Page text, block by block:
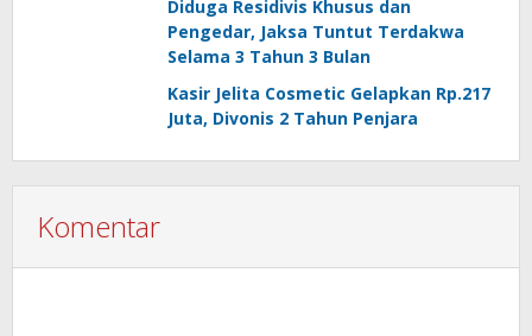
Diduga Residivis Khusus dan
Pengedar, Jaksa Tuntut Terdakwa
Selama 3 Tahun 3 Bulan
Kasir Jelita Cosmetic Gelapkan Rp.217
Juta, Divonis 2 Tahun Penjara
Komentar